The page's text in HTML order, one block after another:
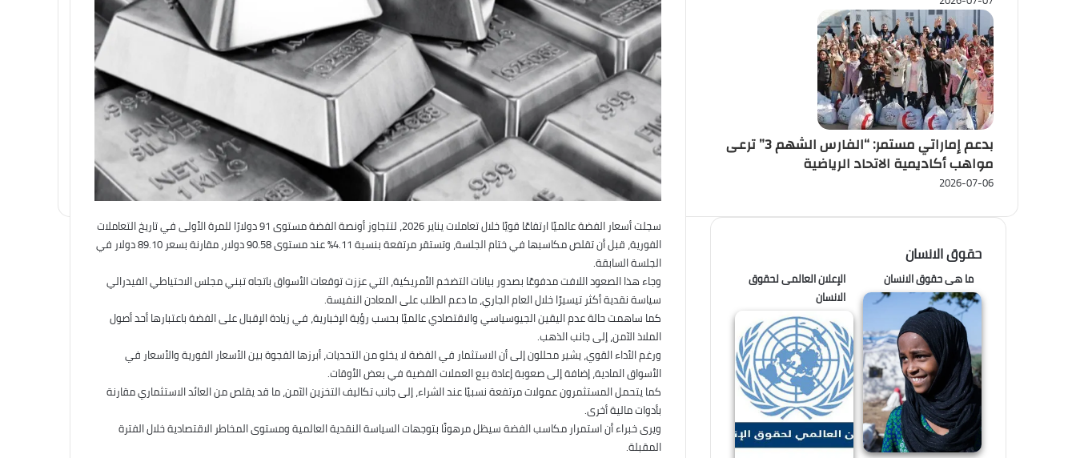
سجلت أسعار الفضة عالميًا ارتفاعًا قويًا خلال تعاملات يناير 2026، لتتجاوز أونصة الفضة مستوى 91 دولارًا للمرة الأولى في تاريخ التعاملات
الفورية، قبل أن تقلص مكاسبها في ختام الجلسة، وتستقر مرتفعة بنسبة 4.11% عند مستوى 90.58 دولار، مقارنة بسعر 89.10 دولار في
الجلسة السابقة.
وجاء هذا الصعود اللافت مدفوعًا بصدور بيانات التضخم الأمريكية، التي عززت توقعات الأسواق باتجاه تبني مجلس الاحتياطي الفيدرالي
سياسة نقدية أكثر تيسيرًا خلال العام الجاري، ما دعم الطلب على المعادن النفيسة.
كما ساهمت حالة عدم اليقين الجيوسياسي والاقتصادي عالميًا بحسب رؤية الإخبارية، في زيادة الإقبال على الفضة باعتبارها أحد أصول
الملاذ الآمن، إلى جانب الذهب.
ورغم الأداء القوي، يشير محللون إلى أن الاستثمار في الفضة لا يخلو من التحديات، أبرزها الفجوة بين الأسعار الفورية والأسعار في
الأسواق المادية، إضافة إلى صعوبة إعادة بيع العملات الفضية في بعض الأوقات.
كما يتحمل المستثمرون عمولات مرتفعة نسبيًا عند الشراء، إلى جانب تكاليف التخزين الآمن، ما قد يقلص من العائد الاستثماري مقارنة
بأدوات مالية أخرى.
ويرى خبراء أن استمرار مكاسب الفضة سيظل مرهونًا بتوجهات السياسة النقدية العالمية ومستوى المخاطر الاقتصادية خلال الفترة
المقبلة.
بدعم إماراتي مستمر: “الفارس الشهم 3” ترعى
مواهب أكاديمية الاتحاد الرياضية
2026-07-06
حقوق الانسان
ما هى حقوق الانسان
الإعلان العالمى لحقوق
الانسان